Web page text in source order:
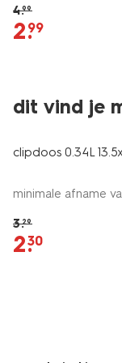
4.99
2.
99
dit vind je
korting
clipdoos 0.34L
minimale afname
3.29
2.
30